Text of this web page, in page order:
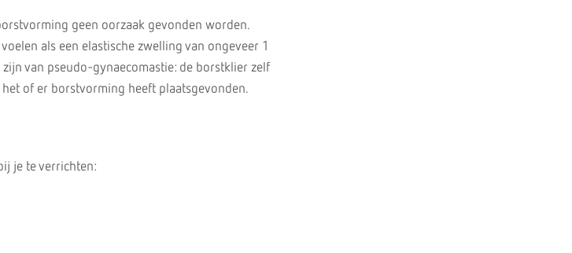
geen oorzaak gevonden worden.
als een elastische zwelling van ongeveer 1
van pseudo-gynaecomastie: de borstklier zelf
of er borstvorming heeft plaatsgevonden.
je te verrichten: